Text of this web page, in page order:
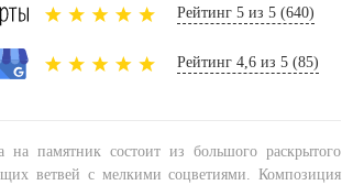
Рейтинг 5 из 5 (640)
Рейтинг 4,6 из 5 (85)
на памятник состоит из большого раскрытого
ветвей с мелкими соцветиями. Композиция